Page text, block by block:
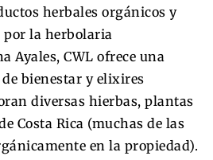
herbales orgánicos y
por la herbolaria
Ayales, CWL ofrece una
bienestar y elixires
diversas hierbas, plantas
Costa Rica (muchas de las
en la propiedad).